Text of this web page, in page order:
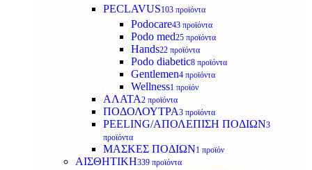
PECLAVUS103 προϊόντα
Podocare43 προϊόντα
Podo med25 προϊόντα
Hands22 προϊόντα
Podo diabetic8 προϊόντα
Gentlemen4 προϊόντα
Wellness1 προϊόν
ΑΛΑΤΑ2 προϊόντα
ΠΟΔΟΛΟΥΤΡΑ3 προϊόντα
PEELING/ΑΠΟΛΕΠΙΣΗ ΠΟΔΙΩΝ3
προϊόντα
ΜΑΣΚΕΣ ΠΟΔΙΩΝ1 προϊόν
ΑΙΣΘΗΤΙΚΗ339 προϊόντα